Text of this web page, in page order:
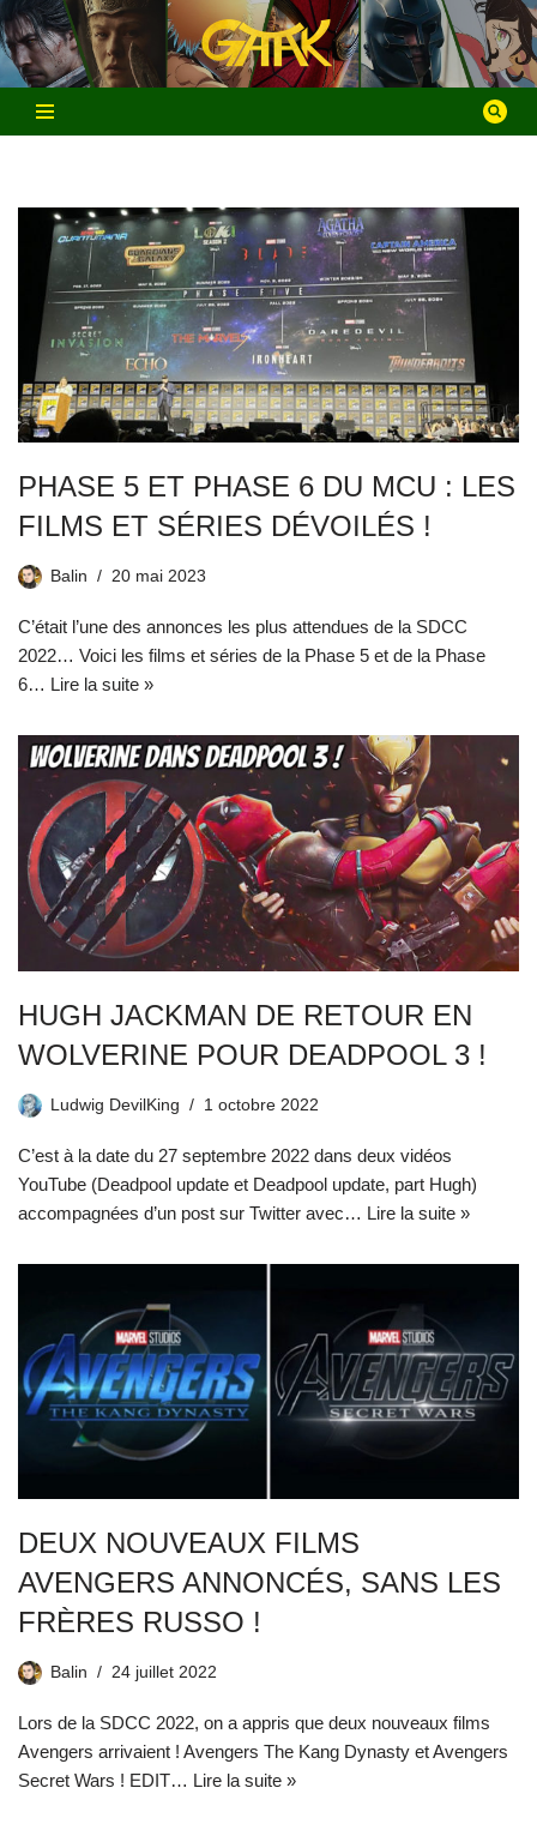
Aller
au
contenu
PHASE 5 ET PHASE 6 DU MCU : LES
FILMS ET SÉRIES DÉVOILÉS !
Balin 20 mai 2023
C’était l’une des annonces les plus attendues de la SDCC
2022… Voici les films et séries de la Phase 5 et de la Phase
6… Lire la suite »
HUGH JACKMAN DE RETOUR EN
WOLVERINE POUR DEADPOOL 3 !
Ludwig DevilKing 1 octobre 2022
C’est à la date du 27 septembre 2022 dans deux vidéos
YouTube (Deadpool update et Deadpool update, part Hugh)
accompagnées d’un post sur Twitter avec… Lire la suite »
DEUX NOUVEAUX FILMS
AVENGERS ANNONCÉS, SANS LES
FRÈRES RUSSO !
Balin 24 juillet 2022
Lors de la SDCC 2022, on a appris que deux nouveaux films
Avengers arrivaient ! Avengers The Kang Dynasty et Avengers
Secret Wars ! EDIT… Lire la suite »